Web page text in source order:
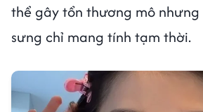
thể gây tổn thương mô
sưng chỉ mang tính tạm thời.